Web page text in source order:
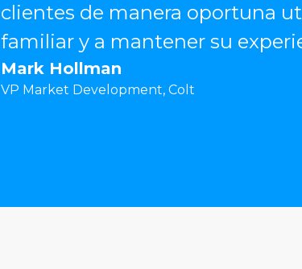
clientes de manera oportuna
familiar y a mantener su
Mark Hollman
VP Market Development, Colt